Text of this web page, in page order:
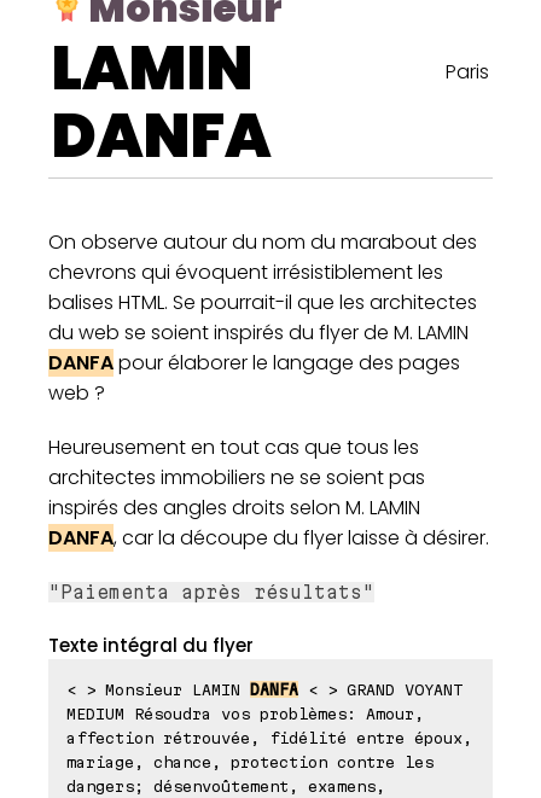
LAMIN
DANFA
Paris
On observe autour du nom du marabout des
chevrons qui évoquent irrésistiblement les
balises HTML. Se pourrait-il que les architectes
du web se soient inspirés du flyer de M. LAMIN
DANFApour élaborer le langage des pages
web ?
Heureusement en tout cas que tous les
architectes immobiliers ne se soient pas
inspirés des angles droits selon M. LAMIN
DANFA, car la découpe du flyer laisse à désirer.
"Paiementa après résultats"
Texte intégral du flyer
< > Monsieur LAMIN DANFA < > GRAND VOYANT
MEDIUM Résoudra vos problèmes: Amour,
affection rétrouvée, fidélité entre époux,
mariage, chance, protection contre les
dangers; désenvoûtement, examens,